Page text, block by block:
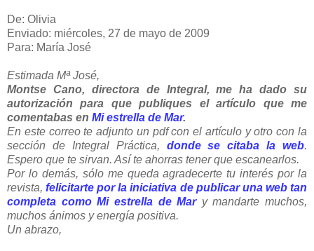
De: Olivia
Enviado: miércoles, 27 de mayo de 2009
Para: María José
Estimada Mª José,
Montse Cano, directora de Integral, me ha dado su
autorización para que publiques el artículo que me
comentabas en Mi estrella de Mar.
En este correo te adjunto un pdf con el artículo y otro con la
sección de Integral Práctica, donde se citaba la web.
Espero que te sirvan. Así te ahorras tener que escanearlos.
Por lo demás, sólo me queda agradecerte tu interés por la
revista,felicitarte por la iniciativa de publicar una web tan
completa como Mi estrella de Mary mandarte muchos,
muchos ánimos y energía positiva.
Un abrazo,